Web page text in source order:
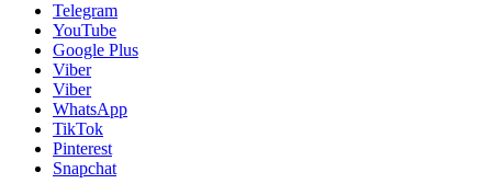
Telegram
YouTube
Google Plus
Viber
Viber
WhatsApp
TikTok
Pinterest
Snapchat